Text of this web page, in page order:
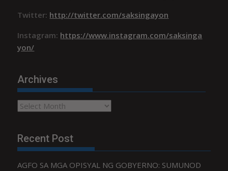
Twitter: http://twitter.com/saksingayon
Instagram: https://www.instagram.com/saksinga
yon/
Archives
Archives
Recent Post
AGFO SA MGA OPISYAL NG GOBYERNO: SUMUNOD